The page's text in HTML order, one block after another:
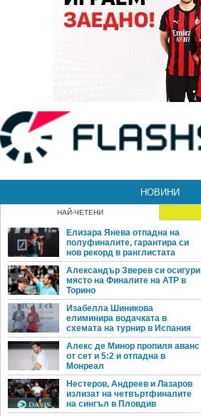
НОВИНИ
НАЙ-ЧЕТЕНИ
Елизара Янева отпадна на
полуфиналите, гарантира си
нов рекорд в ранглистата
Александър Зверев си осигури
място на Финалите на ATP в
Торино
Изабелла Шиникова
елиминира водачката в
схемата на турнир в Испания
Алекс де Минор пропиля аванс
от сет и 5:2 и отпадна в
Монреал
Нестеров, Андреев и Лазаров
излизат на четвъртфиналите
на сингъл в Пловдив